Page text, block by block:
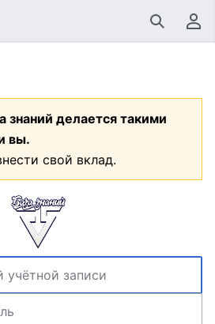
Найти Пользовательское меню
знаний делается такими
вы.
свой вклад.